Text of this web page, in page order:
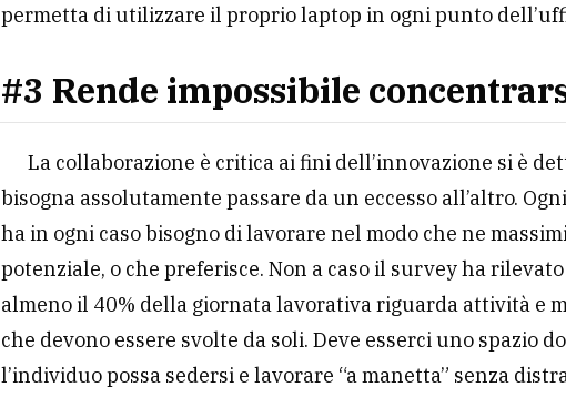
permetta di utilizzare il proprio laptop in ogni punto
#3 Rende impossibile
La collaborazione è critica ai fini dell’innovazione si è
bisogna assolutamente passare da un eccesso all’altro. Ogni
ha in ogni caso bisogno di lavorare nel modo che ne
potenziale, o che preferisce. Non a caso il survey ha
almeno il 40% della giornata lavorativa riguarda attività e
che devono essere svolte da soli. Deve esserci uno spazio
l’individuo possa sedersi e lavorare “a manetta” senza